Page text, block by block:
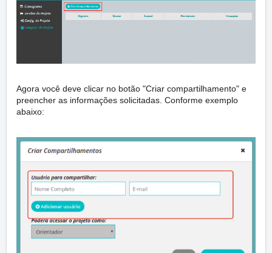
Agora você deve clicar no botão "Criar compartilhamento" e
preencher as informações solicitadas. Conforme exemplo
abaixo: